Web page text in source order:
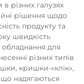
різних галузях
рішення щодо
продукту та
швидкість
для
різних типів
кришки-«клік»,
надягаються